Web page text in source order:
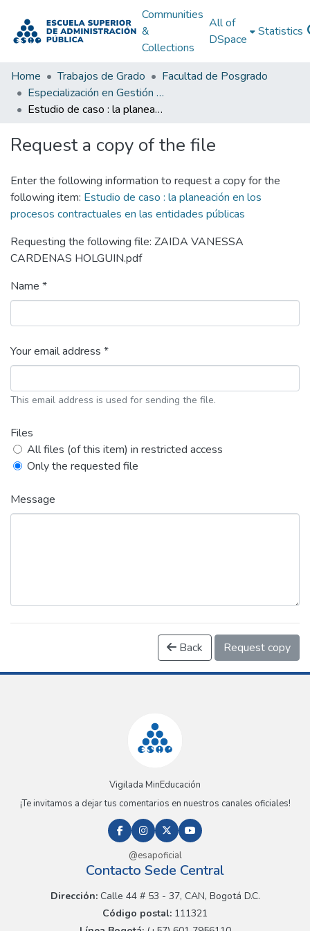
Communities
&
Collections
All of
DSpace
Statistics
Home Trabajos de Grado
Facultad de Posgrado
Especialización en Gestión Pública
Estudio de caso : la planeación en los procesos contractuales en las entidades públicas
Request a copy of the file
Enter the following information to request a copy for the
following item: Estudio de caso : la planeación en los
procesos contractuales en las entidades públicas
Requesting the following file: ZAIDA VANESSA
CARDENAS HOLGUIN.pdf
Name *
Your email address *
This email address is used for sending the file.
Files
All files (of this item) in restricted access
Only the requested file
Message
Back Request copy
Vigilada MinEducación
¡Te invitamos a dejar tus comentarios en nuestros canales oficiales!
@esapoficial
Contacto Sede Central
Dirección:Calle 44 # 53 - 37, CAN, Bogotá D.C.
Código postal: 111321